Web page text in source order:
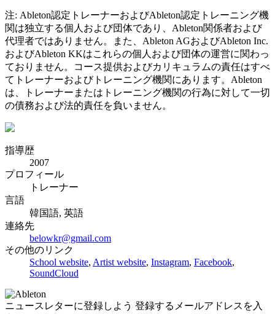
注: Ableton認定トレーナーおよびAbleton認定トレーニング機
関は独立する個人および団体であり、Ableton関係者および
代理者ではありません。また、Ableton AGおよびAbleton Inc.
およびAbleton KKはこれらの個人および団体の運営に関わっ
ておりません。コース提供およびカリキュラムの責任はすべ
てトレーナーおよびトレーニング機関にあります。Ableton
は、トレーナーまたはトレーニング機関の行為に対して一切
の債務および法的責任を負いません。
指導歴
2007
プロフィール
トレーナー
言語
韓国語, 英語
連絡先
belowkr@gmail.com
その他のリンク
School website, Artist website, Instagram, Facebook,
SoundCloud
ニュースレターに登録しよう 登録するメールアドレスを入